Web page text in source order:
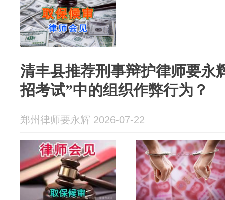
清丰县推荐刑事辩护律师要永
招考试”中的组织作弊行为？
郑州律师要永辉 2026-07-22